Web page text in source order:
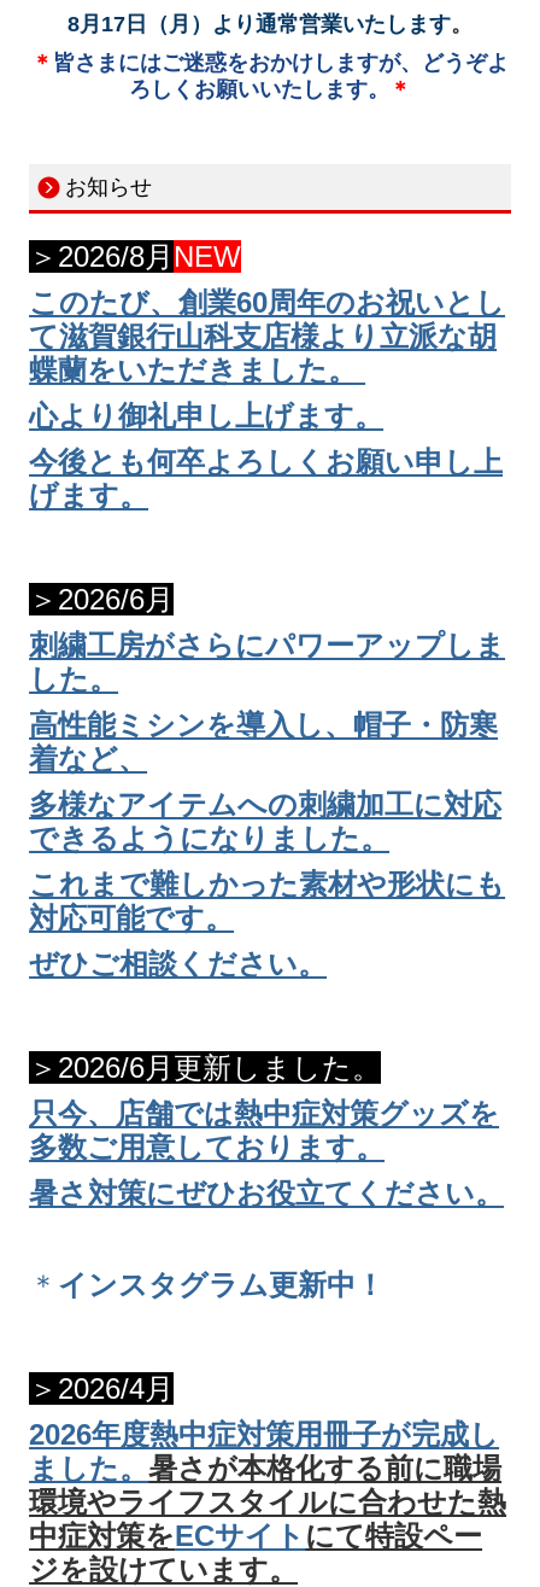
8月17日（月）より通常営業いたします。
＊ 皆さまにはご迷惑をおかけしますが、どうぞよ
ろしくお願いいたします。
＊
お知らせ
＞2026/8月 NEW
このたび、創業60周年のお祝いとし
て滋賀銀行山科支店様より立派な胡
蝶蘭をいただきました。
心より御礼申し上げます。
今後とも何卒よろしくお願い申し上
げます。
＞2026/6月
刺繍工房がさらにパワーアップしま
した。
高性能ミシンを導入し、帽子・防寒
着など、
多様なアイテムへの刺繍加工に対応
できるようになりました。
これまで難しかった素材や形状にも
対応可能です。
ぜひご相談ください。
＞2026/6月更新しました。
只今、店舗では熱中症対策グッズを
多数ご用意しております。
暑さ対策にぜひお役立てください。
＊ インスタグラム更新中！
＞2026/4月
2026年度熱中症対策用冊子が完成し
ました。暑さが本格化する前に職場
環境やライフスタイルに合わせた熱
中症対策をECサイト にて特設ペー
ジを設けています。